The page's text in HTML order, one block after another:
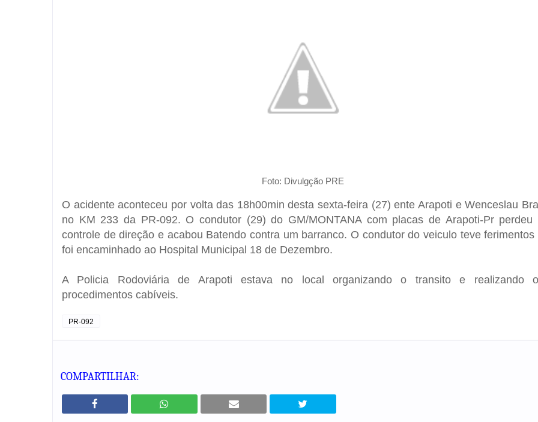
Foto: Divulgção PRE
O acidente aconteceu por volta das 18h00min desta sexta-feira (27) ente Arapoti e Wenceslau
no KM 233 da PR-092. O condutor (29) do GM/MONTANA com placas de Arapoti-Pr perdeu
controle de direção e acabou Batendo contra um barranco. O condutor do veiculo teve ferimentos
foi encaminhado ao Hospital Municipal 18 de Dezembro.
A Policia Rodoviária de Arapoti estava no local organizando o transito e realizando
procedimentos cabíveis.
PR-092
COMPARTILHAR: